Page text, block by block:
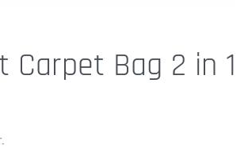
Carpet Bag 2 in 1